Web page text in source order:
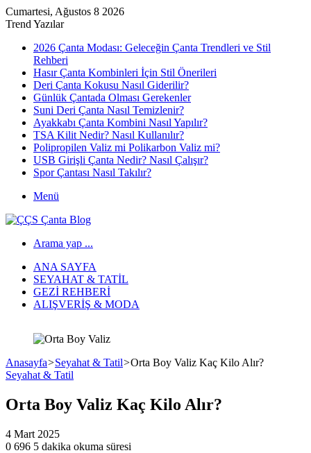
Cumartesi, Ağustos 8 2026
Trend Yazılar
2026 Çanta Modası: Geleceğin Çanta Trendleri ve Stil
Rehberi
Hasır Çanta Kombinleri İçin Stil Önerileri
Deri Çanta Kokusu Nasıl Giderilir?
Günlük Çantada Olması Gerekenler
Suni Deri Çanta Nasıl Temizlenir?
Ayakkabı Çanta Kombini Nasıl Yapılır?
TSA Kilit Nedir? Nasıl Kullanılır?
Polipropilen Valiz mi Polikarbon Valiz mi?
USB Girişli Çanta Nedir? Nasıl Çalışır?
Spor Çantası Nasıl Takılır?
Menü
Arama yap ...
ANA SAYFA
SEYAHAT & TATIL
GEZI REHBERI
ALIŞVERIŞ & MODA
Anasayfa>Seyahat & Tatil>Orta Boy Valiz Kaç Kilo Alır?
Seyahat & Tatil
Orta Boy Valiz Kaç Kilo Alır?
4 Mart 2025
0 696 5 dakika okuma süresi